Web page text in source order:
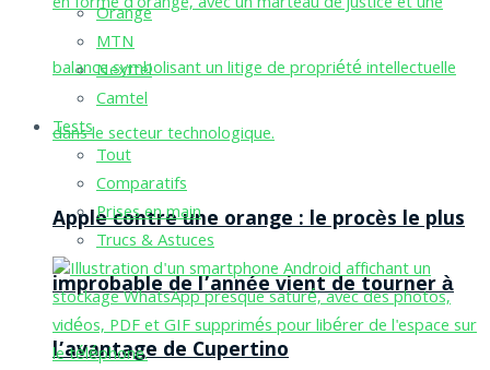
Apple contre une orange : le procès le plus
improbable de l’année vient de tourner à
l’avantage de Cupertino
Orange
MTN
Nexttel
Camtel
Tests
Tout
Comparatifs
Prises en main
Trucs & Astuces